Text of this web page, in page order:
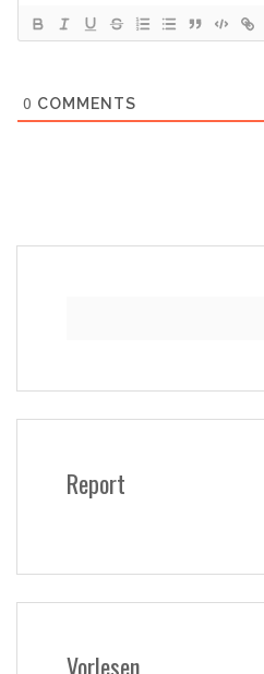
0 COMMENTS
Report
Vorlesen